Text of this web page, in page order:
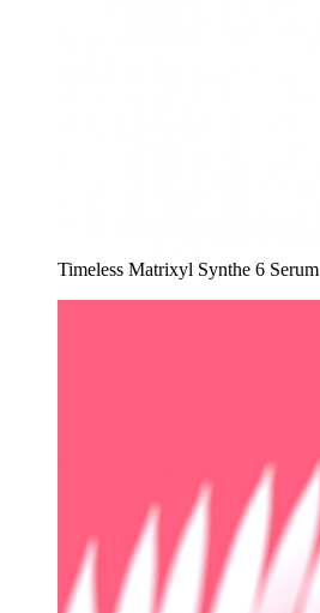
Timeless Matrixyl Synthe 6 Serum